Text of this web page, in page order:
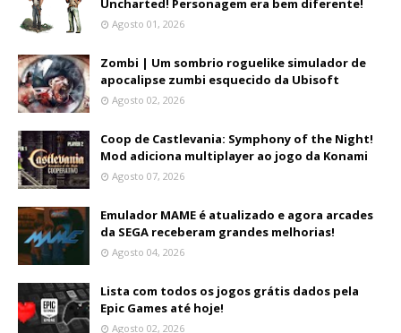
Uncharted! Personagem era bem diferente!
Agosto 01, 2026
Zombi | Um sombrio roguelike simulador de
apocalipse zumbi esquecido da Ubisoft
Agosto 02, 2026
Coop de Castlevania: Symphony of the Night!
Mod adiciona multiplayer ao jogo da Konami
Agosto 07, 2026
Emulador MAME é atualizado e agora arcades
da SEGA receberam grandes melhorias!
Agosto 04, 2026
Lista com todos os jogos grátis dados pela
Epic Games até hoje!
Agosto 02, 2026